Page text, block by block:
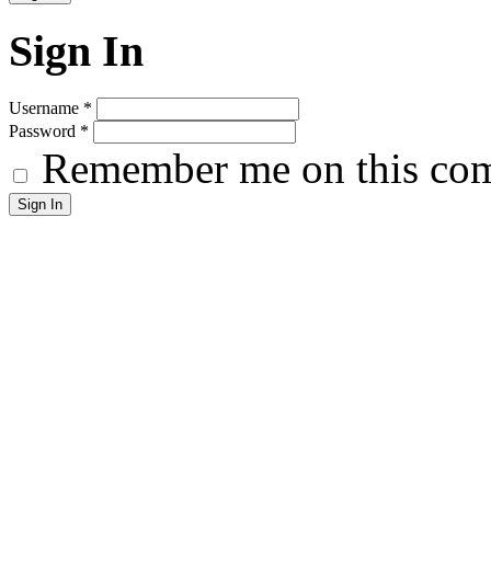
Sign In
Username *
Password *
Remember me on this